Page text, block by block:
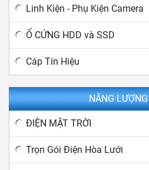
Linh Kiện - Phụ Kiện Camera
Ổ CỨNG HDD và SSD
Cáp Tín Hiệu
NĂNG
ĐIỆN MẶT TRỜI
Trọn Gói Điện Hòa Lưới